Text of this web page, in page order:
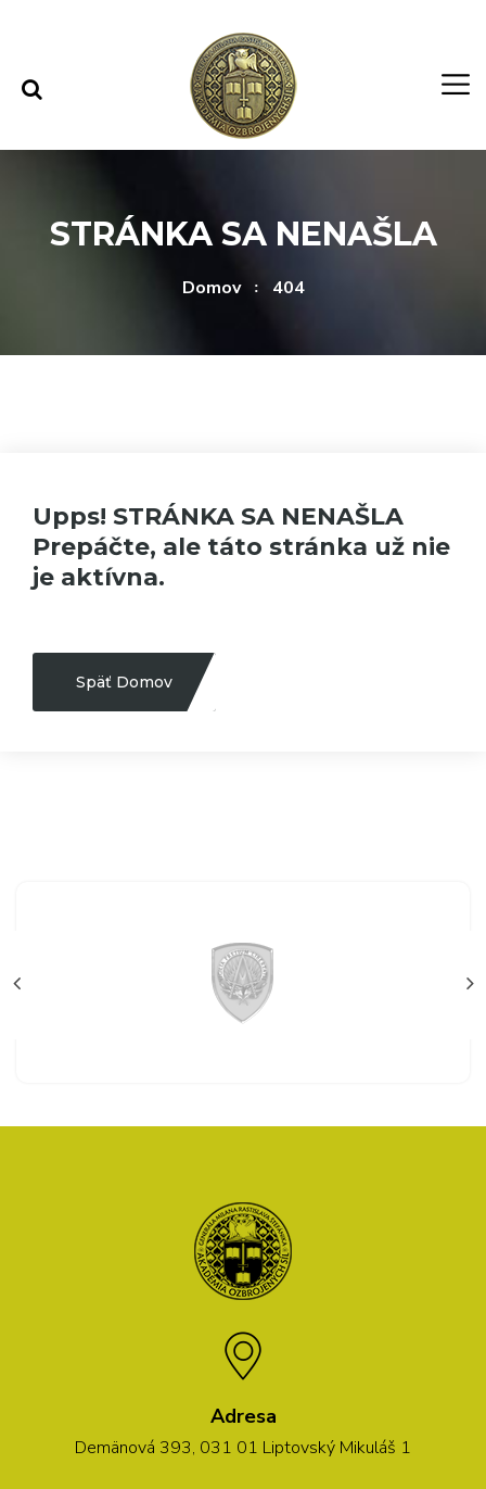
STRÁNKA SA NENAŠLA
Domov 404
Upps! STRÁNKA SA NENAŠLA
Prepáčte, ale táto stránka už nie
je aktívna.
Späť Domov
Adresa
Demänová 393, 031 01 Liptovský Mikuláš 1